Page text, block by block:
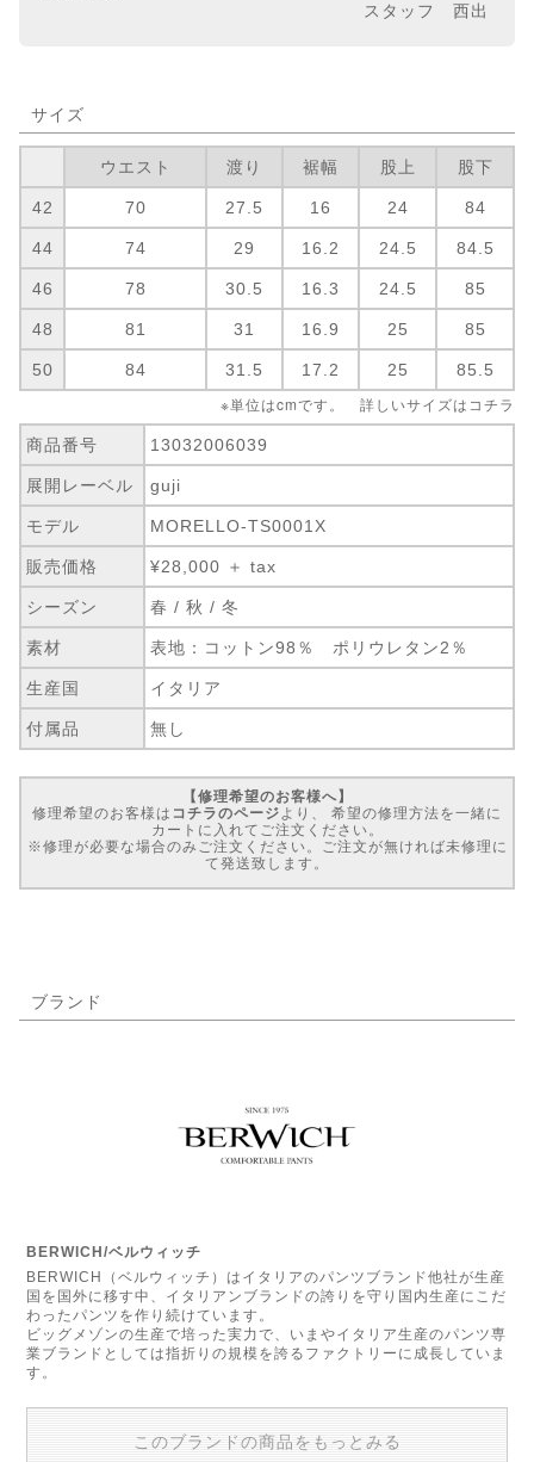
スタッフ 西出
サイズ
ウエスト 渡り 裾幅 股上 股下
42 70 27.5 16 24 84
44 74 29 16.2 24.5 84.5
46 78 30.5 16.3 24.5 85
48 81 31 16.9 25 85
50 84 31.5 17.2 25 85.5
※単位はcmです。 詳しいサイズは コチラ
商品番号 13032006039
展開レーベル guji
モデル MORELLO-TS0001X
販売価格 ¥28,000 ＋ tax
シーズン 春 / 秋 / 冬
素材 表地：コットン98％ ポリウレタン2％
生産国 イタリア
付属品 無し
【修理希望のお客様へ】
修理希望のお客様は コチラのページ より、 希望の修理方法を一緒に
カートに入れてご注文ください。
※修理が必要な場合のみご注文ください。ご注文が無ければ未修理に
て発送致します。
ブランド
BERWICH/ベルウィッチ
BERWICH（ベルウィッチ）はイタリアのパンツブランド他社が生産
国を国外に移す中、イタリアンブランドの誇りを守り国内生産にこだ
わったパンツを作り続けています。
ビッグメゾンの生産で培った実力で、いまやイタリア生産のパンツ専
業ブランドとしては指折りの規模を誇るファクトリーに成長していま
す。
このブランドの商品をもっとみる